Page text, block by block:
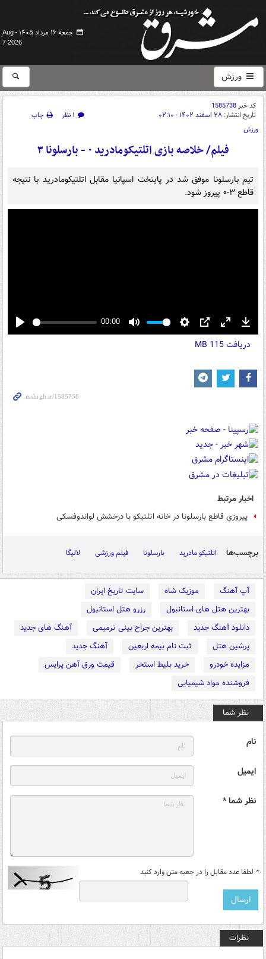
جمعه ۱۶ مرداد ۱۴۰۵ -
Aug
7 2026
ورزش
کد خبر1585738
تاریخ انتشار: ۲۸ اسفند ۱۴۰۲ - ۰۲:۱۰ ۱ نظر
چاپ
ورزش
فیلم/ خلاصه بازی اتلتیکومادرید ۰ - بارسلونا ۳
تیم بارسلونا موفق شد در پایتخت اسپانیا مقابل اتلتیکومادرید با نتیجه
قاطع ۳-۰ پیروز شود.
Play
00:00
Mute Settings
PIP Enter
fullscreen
دریافت115 MB
اخبار مرتبط
پیروزی قاطع بارسلونا در خانه اتلتیکو با درخشش لواندوفسکی
برچسب‌ها اتلتیکو مادرید بارسلونا فیلم ورزشی لالیگا
آپ آهنگ موزیک شاه
سایت تاریخ ایران
بهترین هتل های استانبول
رزرو هتل استانبول
دانلود آهنگ جدید
بهترین جراح بینی ترمیمی
آهنگ های جدید
پرشین هتل
ثبت نام بیمه اربعین
آهنگ جدید
مزایده خودرو
خرید بلیط استخر
قیمت ورق آهن پرایس
فروشنده مواد شیمیایی
نظر شما
نام
ایمیل
نظر شما *
* لطفا عدد مقابل را در جعبه متن وارد کنید
نظرات